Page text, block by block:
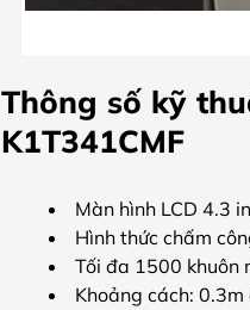
Thông số kỹ
K1T341CMF
Màn hình LCD 4.3
Hình thức chấm
Tối đa 1500
Khoảng cách: 0.3m